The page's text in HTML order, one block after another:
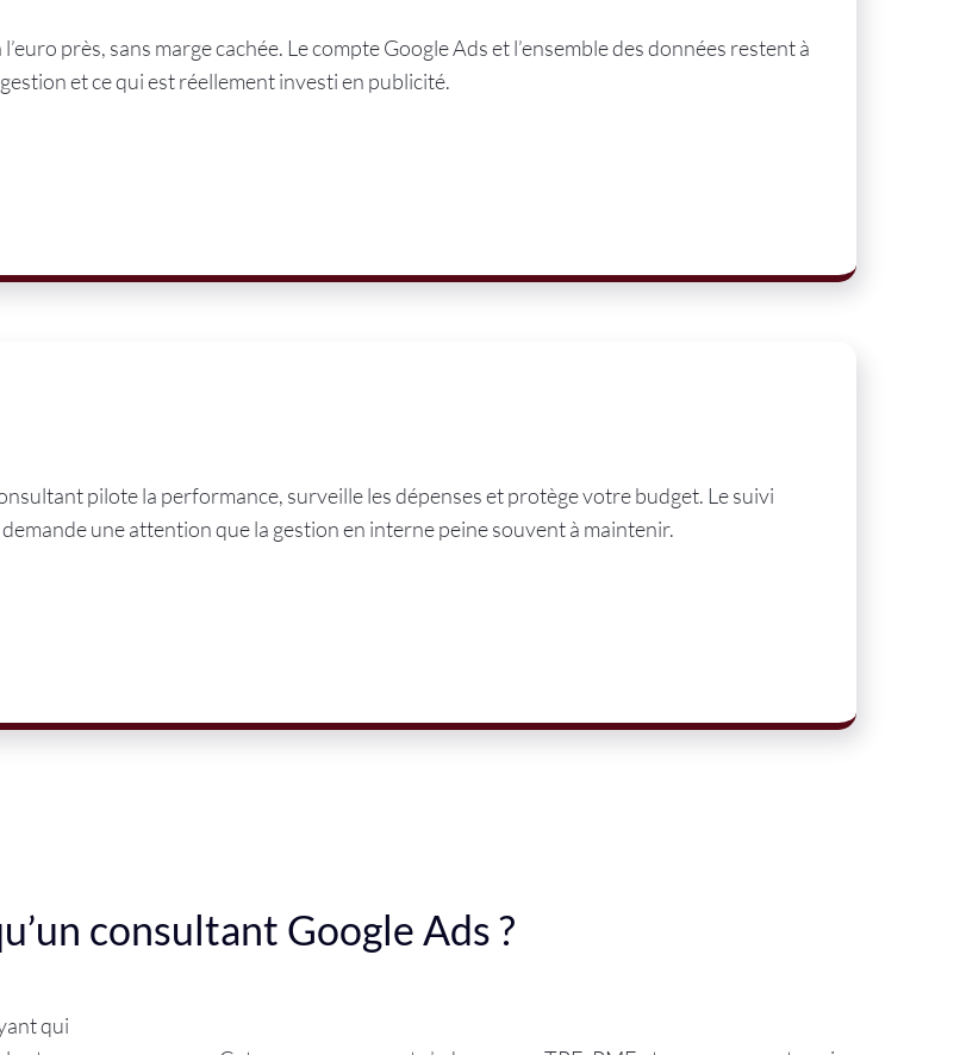
près, sans marge cachée. Le compte Google Ads et l’ensemble des données restent à
et ce qui est réellement investi en publicité.
pilote la performance, surveille les dépenses et protège votre budget. Le suivi
une attention que la gestion en interne peine souvent à maintenir.
consultant Google Ads ?
qui